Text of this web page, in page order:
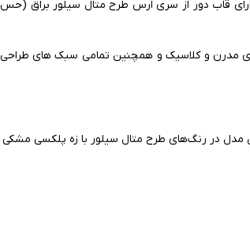
قاب دور از سری ارس طرح متال سیلور براق (حس
با آخرین متد طراحی روز میباشد که در فضاهای مدرن و کلاسیک و همچنین تمامی سبک های طراحی
در رنگ‌های طرح متال سیلور با زه پلکسی مشکی